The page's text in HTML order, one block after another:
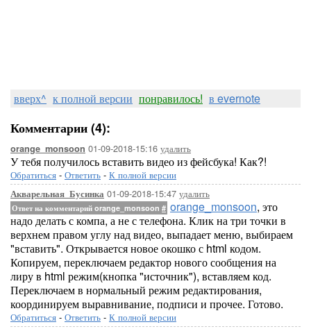
вверх^ к полной версии понравилось! в evernote
Комментарии (4):
orange_monsoon 01-09-2018-15:16 удалить
У тебя получилось вставить видео из фейсбука! Как?!
Обратиться - Ответить - К полной версии
Акварельная_Бусинка 01-09-2018-15:47 удалить
Ответ на комментарий orange_monsoon # orange_monsoon, это
надо делать с компа, а не с телефона. Клик на три точки в
верхнем правом углу над видео, выпадает меню, выбираем
"вставить". Открывается новое окошко с html кодом.
Копируем, переключаем редактор нового сообщения на
лиру в html режим(кнопка "источник"), вставляем код.
Переключаем в нормальный режим редактирования,
координируем выравнивание, подписи и прочее. Готово.
Обратиться - Ответить - К полной версии